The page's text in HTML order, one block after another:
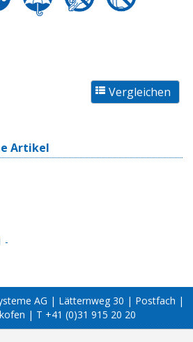
Artikel
-
AG | Lätternweg 30 | Postfach |
| T +41 (0)31 915 20 20